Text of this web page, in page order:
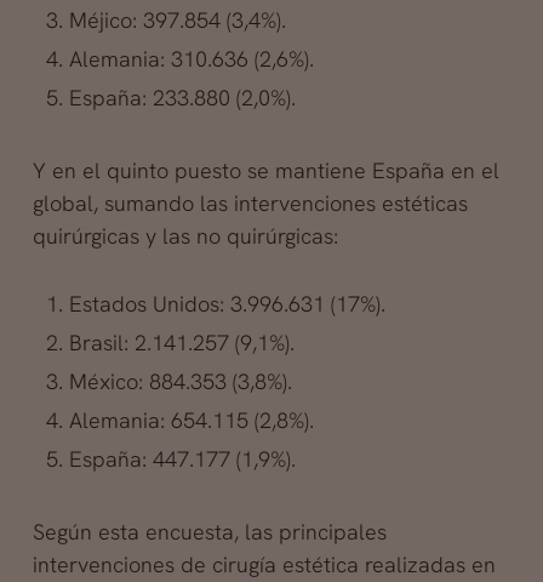
Méjico: 397.854 (3,4%).
Alemania: 310.636 (2,6%).
España: 233.880 (2,0%).
Y en el quinto puesto se mantiene España en el
global, sumando las intervenciones estéticas
quirúrgicas y las no quirúrgicas:
Estados Unidos: 3.996.631 (17%).
Brasil: 2.141.257 (9,1%).
México: 884.353 (3,8%).
Alemania: 654.115 (2,8%).
España: 447.177 (1,9%).
Según esta encuesta, las principales
intervenciones de cirugía estética realizadas en